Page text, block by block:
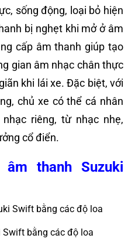
sống động, loại bỏ hiện
bị nghẹt khi mở ở âm
cấp âm thanh giúp tạo
gian âm nhạc chân thực
khi lái xe. Đặc biệt, với
chủ xe có thể cá nhân
riêng, từ nhạc nhẹ,
cổ điển.
thanh Suzuki
Swift bằng các độ loa